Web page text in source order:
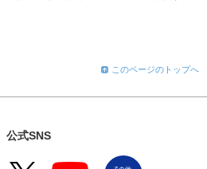
このページのトップへ
公式SNS